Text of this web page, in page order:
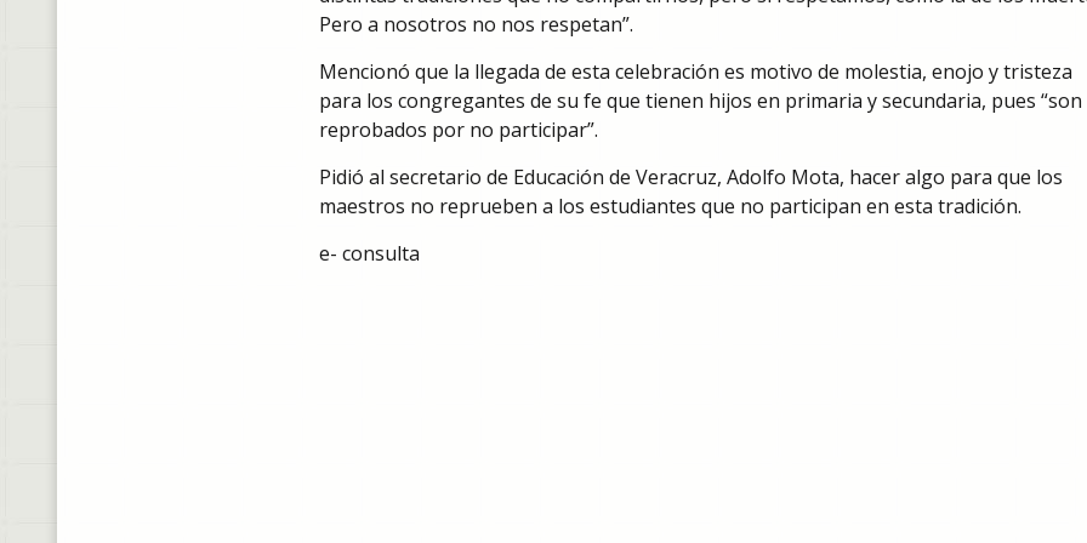
Pero a nosotros no nos respetan”.
Mencionó que la llegada de esta celebración es motivo de molestia, enojo y tristeza
para los congregantes de su fe que tienen hijos en primaria y secundaria, pues “son
reprobados por no participar”.
Pidió al secretario de Educación de Veracruz, Adolfo Mota, hacer algo para que los
maestros no reprueben a los estudiantes que no participan en esta tradición.
e- consulta